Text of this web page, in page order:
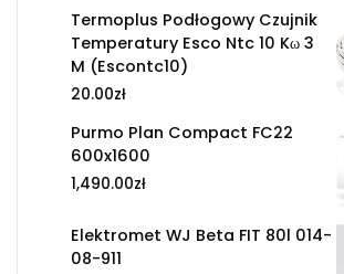
Termoplus Podłogowy Czujnik
Temperatury Esco Ntc 10 Kω 3
M (Escontc10)
20.00zł
Purmo Plan Compact FC22
600x1600
1,490.00zł
Elektromet WJ Beta FIT 80l 014-
08-911